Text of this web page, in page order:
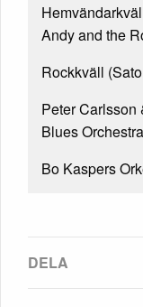
Andy and the
Rockkväll
Peter Carlsson
Blues
Bo Kaspers